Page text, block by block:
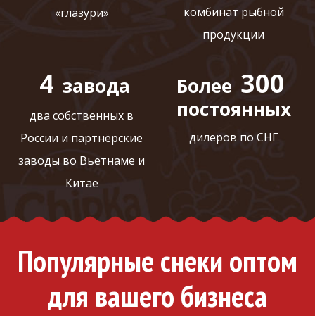
«глазури»
комбинат рыбной
продукции
4 завода
два собственных в
России и партнёрские
заводы во Вьетнаме и
Китае
Более 300
постоянных
дилеров по СНГ
Популярные снеки оптом
для вашего бизнеса